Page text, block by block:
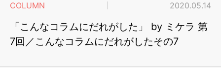
COLUMN 2020.05.14
「こんなコラムにだれがした」 by ミケラ 第
7回／こんなコラムにだれがしたその7